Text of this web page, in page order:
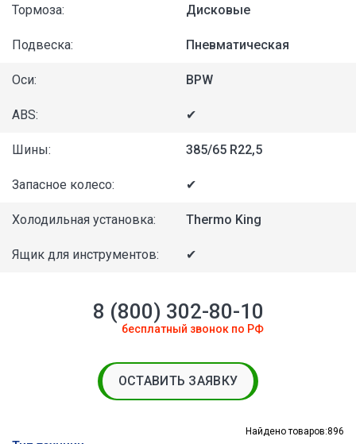
Найдено товаров:896
Тормоза: Дисковые
Подвеска: Пневматическая
Оси: BPW
ABS: ✔
Шины: 385/65 R22,5
Запасное колесо: ✔
Холодильная установка: Thermo King
Ящик для инструментов: ✔
8 (800) 302-80-10
бесплатный звонок по РФ
ОСТАВИТЬ ЗАЯВКУ